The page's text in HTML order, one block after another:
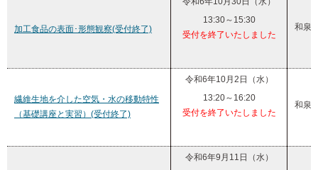
加工食品の表面･形態観察(受付終了)
13:30～15:30
受付を終了いたしました
和泉
繊維生地を介した空気・水の移動特性
（基礎講座と実習）(受付終了)
令和6年10月2日（水）
13:20～16:20
受付を終了いたしました
和泉
令和6年9月11日（水）